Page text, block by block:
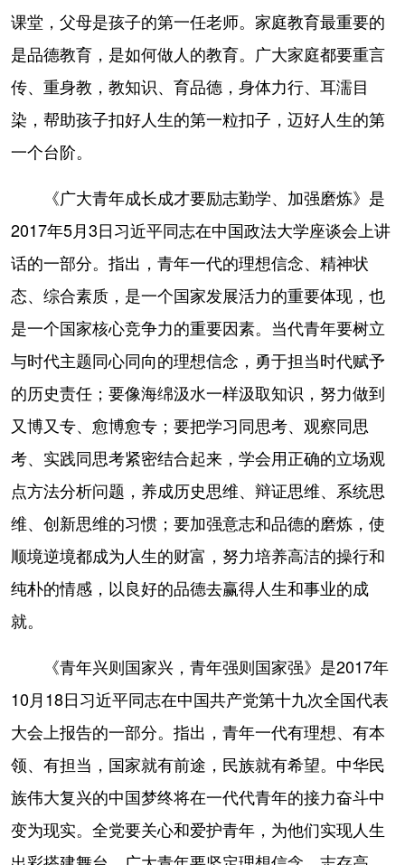
课堂，父母是孩子的第一任老师。家庭教育最重要的
是品德教育，是如何做人的教育。广大家庭都要重言
传、重身教，教知识、育品德，身体力行、耳濡目
染，帮助孩子扣好人生的第一粒扣子，迈好人生的第
一个台阶。
《广大青年成长成才要励志勤学、加强磨炼》是
2017年5月3日习近平同志在中国政法大学座谈会上讲
话的一部分。指出，青年一代的理想信念、精神状
态、综合素质，是一个国家发展活力的重要体现，也
是一个国家核心竞争力的重要因素。当代青年要树立
与时代主题同心同向的理想信念，勇于担当时代赋予
的历史责任；要像海绵汲水一样汲取知识，努力做到
又博又专、愈博愈专；要把学习同思考、观察同思
考、实践同思考紧密结合起来，学会用正确的立场观
点方法分析问题，养成历史思维、辩证思维、系统思
维、创新思维的习惯；要加强意志和品德的磨炼，使
顺境逆境都成为人生的财富，努力培养高洁的操行和
纯朴的情感，以良好的品德去赢得人生和事业的成
就。
《青年兴则国家兴，青年强则国家强》是2017年
10月18日习近平同志在中国共产党第十九次全国代表
大会上报告的一部分。指出，青年一代有理想、有本
领、有担当，国家就有前途，民族就有希望。中华民
族伟大复兴的中国梦终将在一代代青年的接力奋斗中
变为现实。全党要关心和爱护青年，为他们实现人生